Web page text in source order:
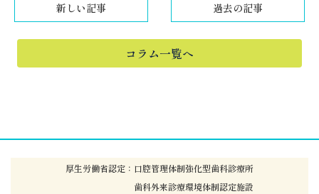
新しい記事 過去の記事
コラム一覧へ
厚生労働省認定：口腔管理体制強化型歯科診療所
歯科外来診療環境体制認定施設